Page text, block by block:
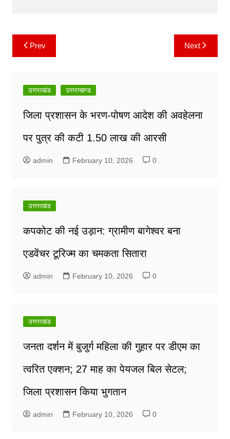
Post
navigation
Prev Next
उत्तराखंड उत्तराखण्ड
जिला प्रशासन के भरण-पोषण आदेश की अवहेलना
पर पुत्र की कटी 1.50 लाख की आरसी
admin February 10, 2026 0
उत्तराखंड
कपकोट की नई उड़ान: ग्रामीण बागेश्वर बना
एडवेंचर टूरिज्म का चमकता सितारा
admin February 10, 2026 0
उत्तराखंड
जनता दर्शन में बुजुर्ग महिला की गुहार पर डीएम का
त्वरित एक्शन; 27 माह का पेयजल बिल सेटल;
जिला प्रशासन किया भुगतान
admin February 10, 2026 0